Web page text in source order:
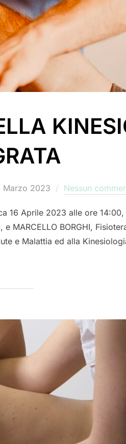
Marzo 2023 Nessun
16 Aprile 2023 alle ore
MARCELLO BORGHI,
e Malattia ed alla